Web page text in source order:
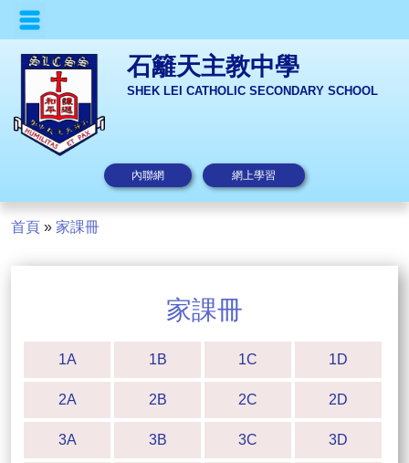
石籬天主教中學
SHEK LEI CATHOLIC SECONDARY SCHOOL
內聯網 網上學習
首頁 » 家課冊
家課冊
1A 1B 1C 1D
2A 2B 2C 2D
3A 3B 3C 3D